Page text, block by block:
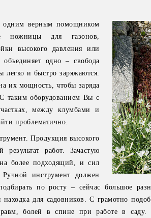
одним верным помощником
ножницы для газонов,
высокого давления или
одно – свобода
легко и быстро заряжаются.
их мощность, чтобы заряда
таким оборудованием Вы с
между клумбами и
проблематично.
Продукция высокого
результат работ. Зачастую
на более подходящий, и сил
инструмент должен
по росту – сейчас большое
находка для садовников. С грамотно
болей в спине при работе в саду.